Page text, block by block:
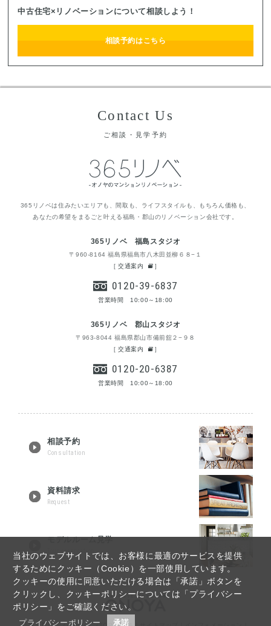
当社のウェブサイトでは、お客様に最適のサービスを提供
するためにクッキー（Cookie）を一部使用しています。
クッキーの使用に同意いただける場合は「承諾」ボタンを
クリックし、クッキーポリシーについては「プライバシー
ポリシー」をご確認ください。
プライバシーポリシー 承諾
中古住宅×リノベーションについて相談しよう！
相談予約はこちら
Contact Us
ご相談・見学予約
365リノベは住みたいエリアも、間取も、ライフスタイルも、もちろん価格も、
あなたの希望をまるごと叶える福島・郡山のリノベーション会社です。
365リノベ 福島スタジオ
〒960-8164 福島県福島市八木田並柳６８−１
[交通案内 ]
0120-39-6837
営業時間 10:00～18:00
365リノベ 郡山スタジオ
〒963-8044 福島県郡山市備前舘２−９８
[交通案内 ]
0120-20-6387
営業時間 10:00～18:00
相談予約
Consultation
資料請求
Request
モデルルーム見学
Tour reservation